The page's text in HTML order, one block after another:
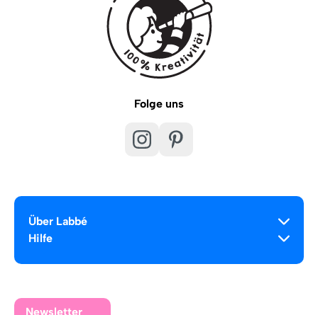
Folge uns
Über Labbé
Hilfe
Newsletter